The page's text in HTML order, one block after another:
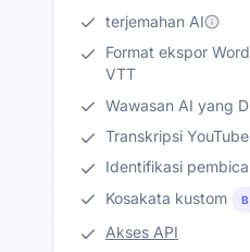
terjemahan AI
Format ekspor
VTT
Wawasan AI yang
Transkripsi YouTube
Identifikasi
Kosakata kustom
Akses API